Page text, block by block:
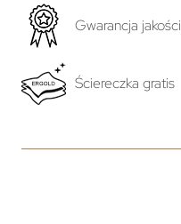
Gwarancja jakości
Ściereczka gratis